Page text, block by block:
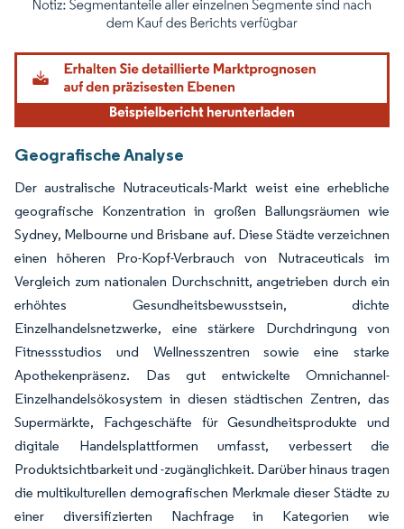
Bild © Mordor Intelligence. Wiederverwendung erfordert Namensnennung
Geografische Analyse
Der australische Nutraceuticals-Markt weist eine erhebliche
geografische Konzentration in großen Ballungsräumen wie
Sydney, Melbourne und Brisbane auf. Diese Städte verzeichnen
einen höheren Pro-Kopf-Verbrauch von Nutraceuticals im
Vergleich zum nationalen Durchschnitt, angetrieben durch ein
erhöhtes Gesundheitsbewusstsein, dichte
Einzelhandelsnetzwerke, eine stärkere Durchdringung von
Fitnessstudios und Wellnesszentren sowie eine starke
Apothekenpräsenz. Das gut entwickelte Omnichannel-
Einzelhandelsökosystem in diesen städtischen Zentren, das
Supermärkte, Fachgeschäfte für Gesundheitsprodukte und
digitale Handelsplattformen umfasst, verbessert die
Produktsichtbarkeit und -zugänglichkeit. Darüber hinaus tragen
die multikulturellen demografischen Merkmale dieser Städte zu
einer diversifizierten Nachfrage in Kategorien wie